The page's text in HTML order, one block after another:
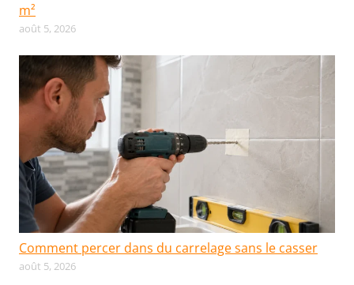
m²
août 5, 2026
Comment percer dans du carrelage sans le casser
août 5, 2026